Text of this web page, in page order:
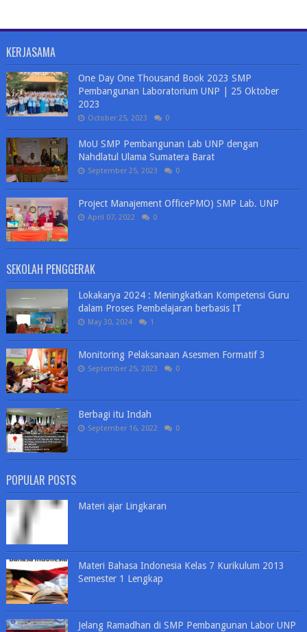
KERJASAMA
One Day One Thousand Book 2023 SMP
Pembangunan Laboratorium UNP | 25 Oktober
2023
October 25, 2023 0
MoU SMP Pembangunan Lab UNP dengan
Nahdlatul Ulama Sumatera Barat
September 25, 2023 0
Project Manajement OfficePMO) SMP Lab. UNP
April 07, 2022 0
SEKOLAH PENGGERAK
Lokakarya 2024 : Meningkatkan Kompetensi Guru
dalam Proses Pembelajaran berbasis IT
May 30, 2024 1
Monitoring Pelaksanaan Asesmen Formatif 3
September 25, 2023 0
Berbagi itu Indah
September 16, 2022 0
POPULAR POSTS
Materi ajar Lingkaran
Materi Bahasa Indonesia Kelas 7 Kurikulum 2013
Semester 1 Lengkap
Jelang Ramadhan di SMP Pembangunan Labor UNP